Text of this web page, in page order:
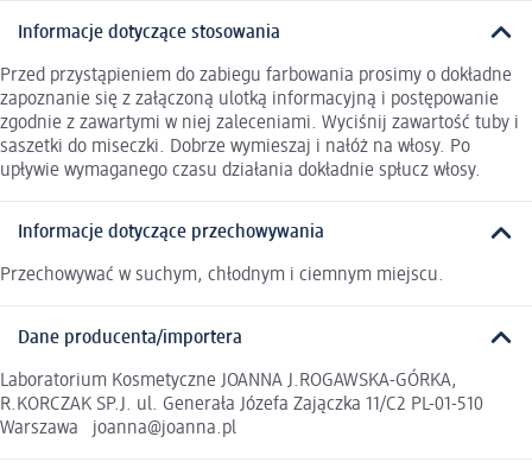
Informacje dotyczące stosowania
Przed przystąpieniem do zabiegu farbowania prosimy o dokładne
zapoznanie się z załączoną ulotką informacyjną i postępowanie
zgodnie z zawartymi w niej zaleceniami. Wyciśnij zawartość tuby i
saszetki do miseczki. Dobrze wymieszaj i nałóż na włosy. Po
upływie wymaganego czasu działania dokładnie spłucz włosy.
Informacje dotyczące przechowywania
Przechowywać w suchym, chłodnym i ciemnym miejscu.
Dane producenta/importera
Laboratorium Kosmetyczne JOANNA J.ROGAWSKA-GÓRKA,
R.KORCZAK SP.J. ul. Generała Józefa Zajączka 11/C2 PL-01-510
Warszawa joanna@joanna.pl